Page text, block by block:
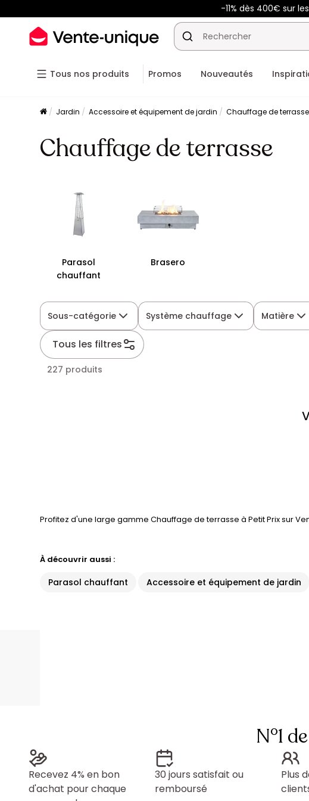
-11% dès 400€ sur
Tous nos produits Promos Nouveautés
Jardin Accessoire et équipement de jardin Chauffage de terrasse
Chauffage de terrasse
Parasol
chauffant
Brasero
Sous-catégorie Système chauffage Matière
Tous les filtres
227 produits
Profitez d'une large gamme Chauffage de terrasse à Petit Prix sur
À découvrir aussi :
Parasol chauffant Accessoire et équipement de jardin
N°1
Recevez 4% en bon
d'achat pour chaque
30 jours satisfait ou
remboursé
Plus